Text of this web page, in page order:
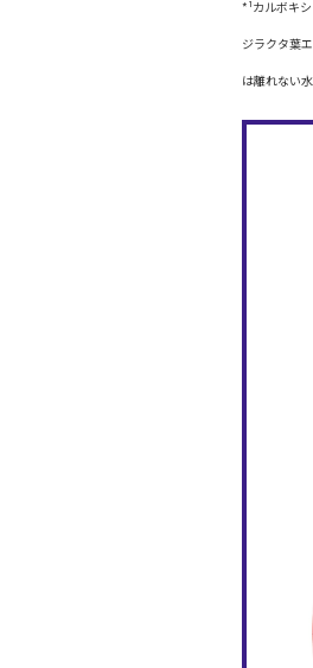
*¹カルボキ
ジラクタ葉
は離れない